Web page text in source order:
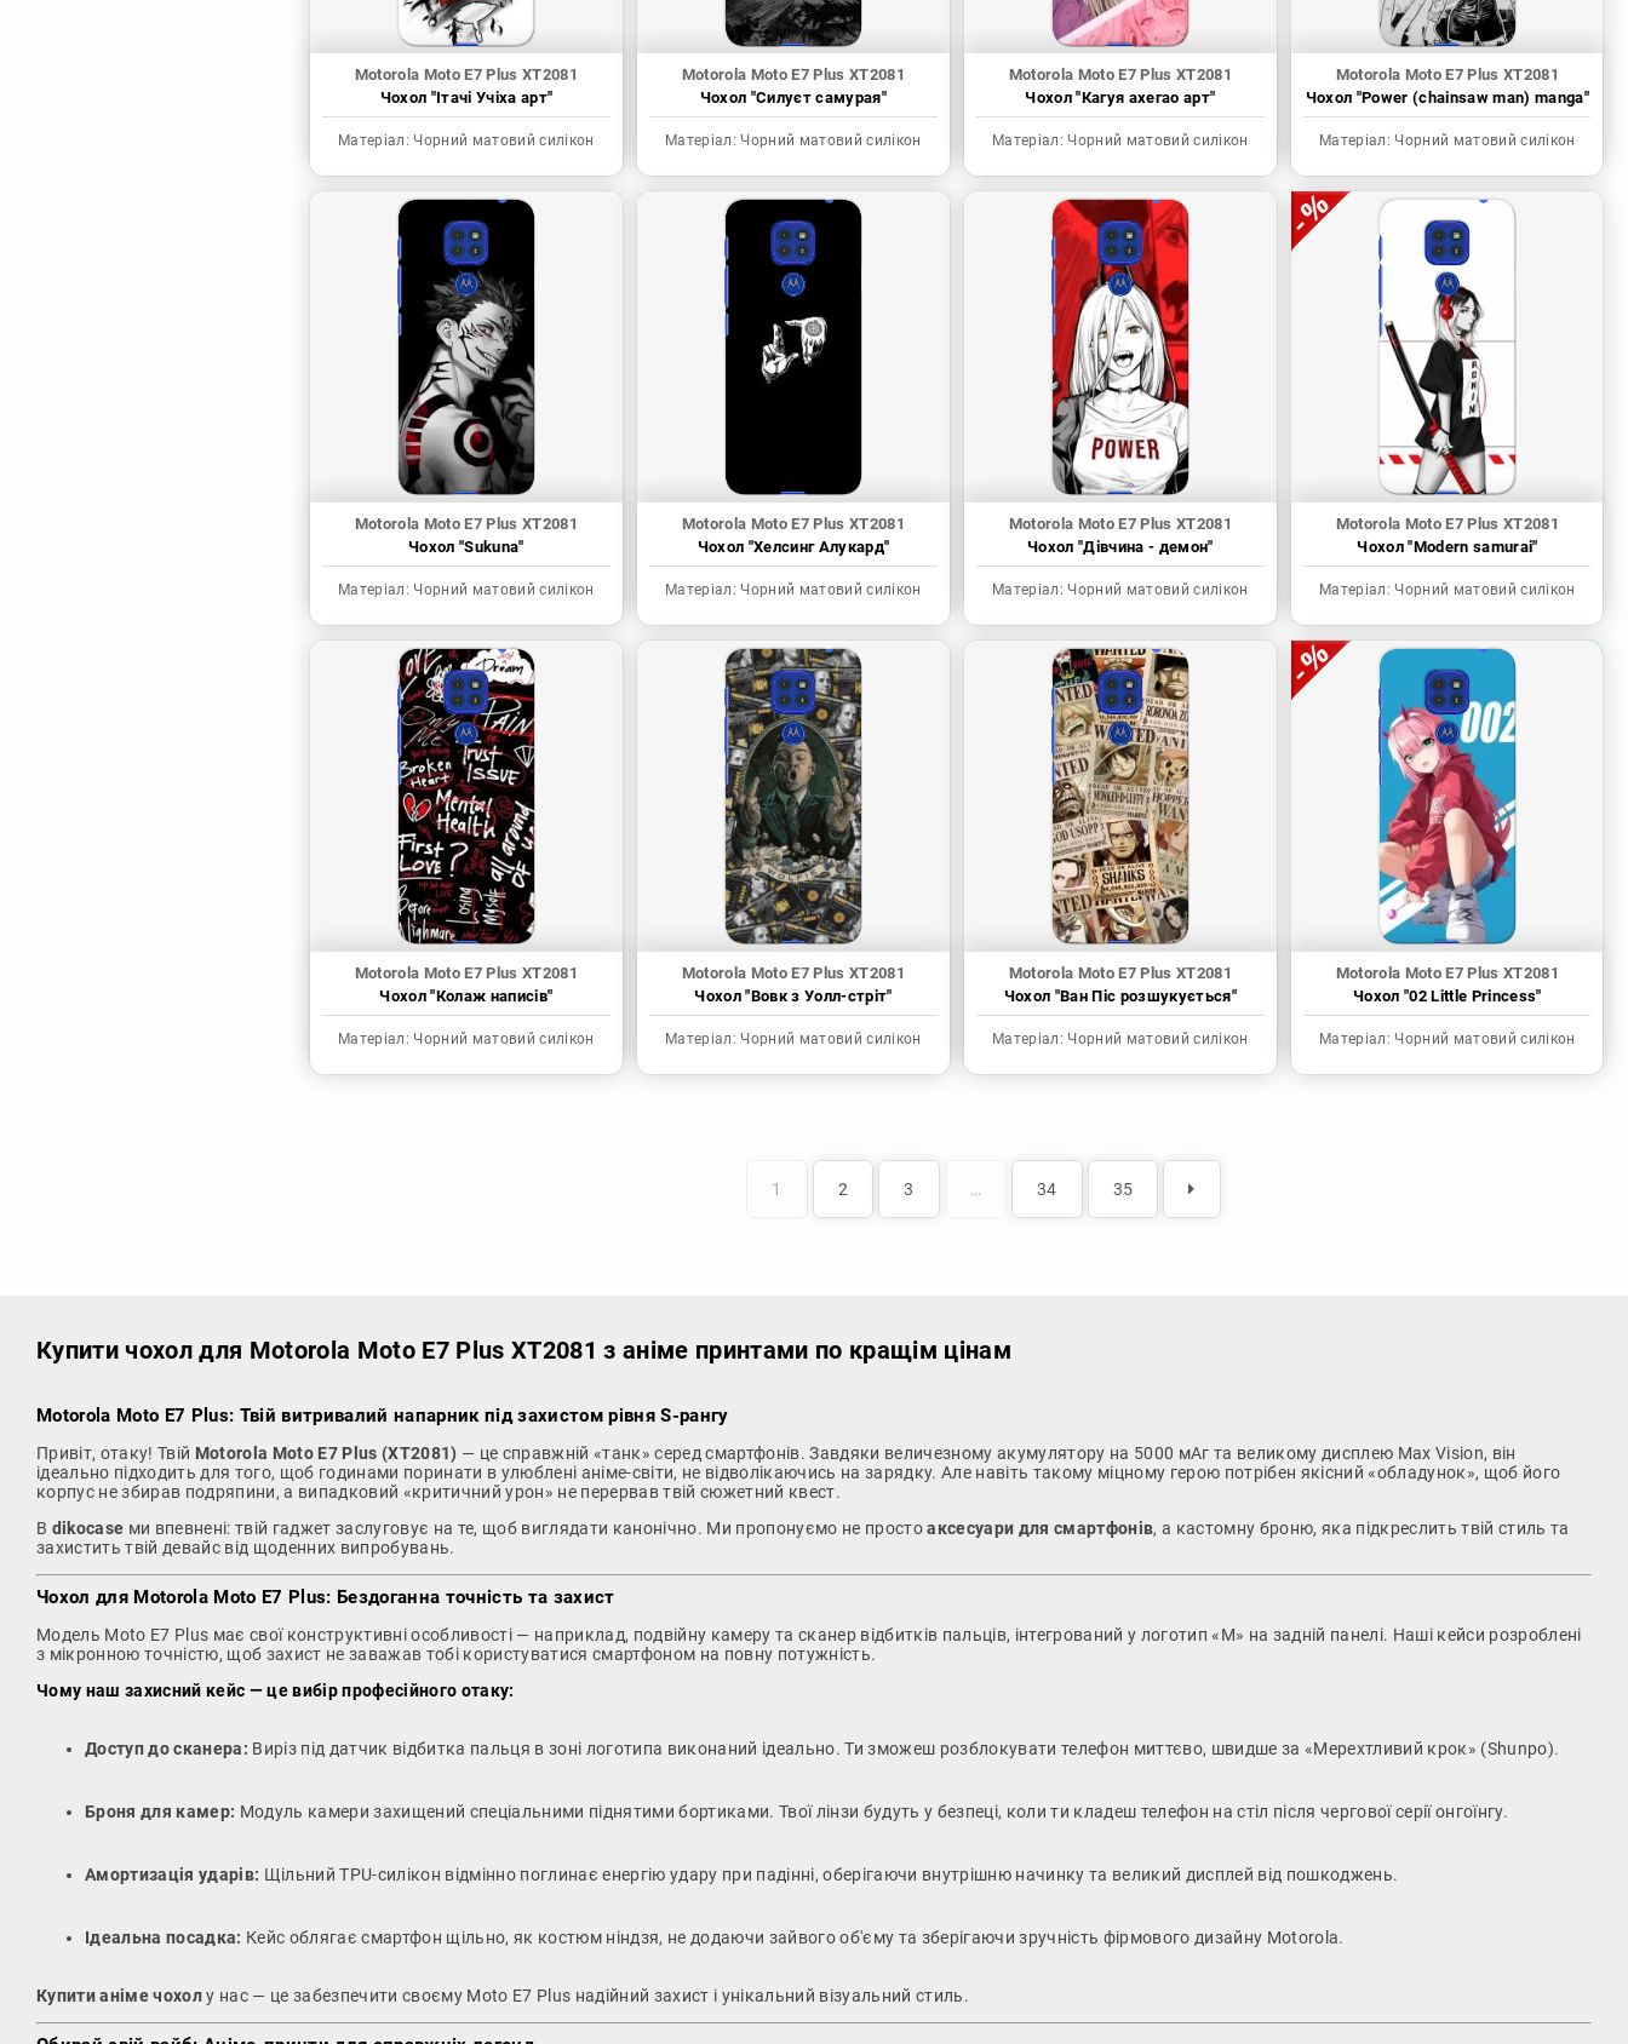
Motorola Moto E7 Plus XT2081
Чохол "Ітачі Учіха арт"
Матеріал: Чорний матовий силікон
Motorola Moto E7 Plus XT2081
Чохол "Силуєт самурая"
Матеріал: Чорний матовий силікон
Motorola Moto E7 Plus XT2081
Чохол "Кагуя ахегао арт"
Матеріал: Чорний матовий силікон
Motorola Moto E7 Plus XT2081
Чохол "Power (chainsaw man) manga"
Матеріал: Чорний матовий силікон
Motorola Moto E7 Plus XT2081
Чохол "Sukuna"
Матеріал: Чорний матовий силікон
Motorola Moto E7 Plus XT2081
Чохол "Хелсинг Алукард"
Матеріал: Чорний матовий силікон
Motorola Moto E7 Plus XT2081
Чохол "Дівчина - демон"
Матеріал: Чорний матовий силікон
Motorola Moto E7 Plus XT2081
Чохол "Modern samurai"
Матеріал: Чорний матовий силікон
Motorola Moto E7 Plus XT2081
Чохол "Колаж написів"
Матеріал: Чорний матовий силікон
Motorola Moto E7 Plus XT2081
Чохол "Вовк з Уолл-стріт"
Матеріал: Чорний матовий силікон
Motorola Moto E7 Plus XT2081
Чохол "Ван Піс розшукується"
Матеріал: Чорний матовий силікон
Motorola Moto E7 Plus XT2081
Чохол "02 Little Princess"
Матеріал: Чорний матовий силікон
1 2 3 … 34 35
Купити чохол для Motorola Moto E7 Plus XT2081 з аніме принтами по кращім цінам
Motorola Moto E7 Plus: Твій витривалий напарник під захистом рівня S-рангу
Привіт, отаку! Твій Motorola Moto E7 Plus (XT2081) — це справжній «танк» серед смартфонів. Завдяки величезному акумулятору на 5000 мАг та великому дисплею Max Vision, він
ідеально підходить для того, щоб годинами поринати в улюблені аніме-світи, не відволікаючись на зарядку. Але навіть такому міцному герою потрібен якісний «обладунок», щоб його
корпус не збирав подряпини, а випадковий «критичний урон» не перервав твій сюжетний квест.
В dikocase ми впевнені: твій гаджет заслуговує на те, щоб виглядати канонічно. Ми пропонуємо не простоаксесуари для смартфонів, а кастомну броню, яка підкреслить твій стиль та
захистить твій девайс від щоденних випробувань.
Чохол для Motorola Moto E7 Plus: Бездоганна точність та захист
Модель Moto E7 Plus має свої конструктивні особливості — наприклад, подвійну камеру та сканер відбитків пальців, інтегрований у логотип «M» на задній панелі. Наші кейси розроблені
з мікронною точністю, щоб захист не заважав тобі користуватися смартфоном на повну потужність.
Чому наш захисний кейс — це вибір професійного отаку:
Доступ до сканера: Виріз під датчик відбитка пальця в зоні логотипа виконаний ідеально. Ти зможеш розблокувати телефон миттєво, швидше за «Мерехтливий крок» (Shunpo).
Броня для камер: Модуль камери захищений спеціальними піднятими бортиками. Твої лінзи будуть у безпеці, коли ти кладеш телефон на стіл після чергової серії онгоїнгу.
Амортизація ударів: Щільний TPU-силікон відмінно поглинає енергію удару при падінні, оберігаючи внутрішню начинку та великий дисплей від пошкоджень.
Ідеальна посадка: Кейс облягає смартфон щільно, як костюм ніндзя, не додаючи зайвого об'єму та зберігаючи зручність фірмового дизайну Motorola.
Купити аніме чохолу нас — це забезпечити своєму Moto E7 Plus надійний захист і унікальний візуальний стиль.